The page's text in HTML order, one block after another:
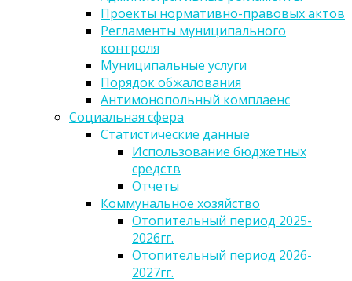
Проекты нормативно-правовых актов
Регламенты муниципального
контроля
Муниципальные услуги
Порядок обжалования
Антимонопольный комплаенс
Социальная сфера
Статистические данные
Использование бюджетных
средств
Отчеты
Коммунальное хозяйство
Отопительный период 2025-
2026гг.
Отопительный период 2026-
2027гг.